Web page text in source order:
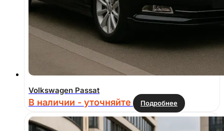
Volkswagen Passat
В наличии - уточняйте Подробнее